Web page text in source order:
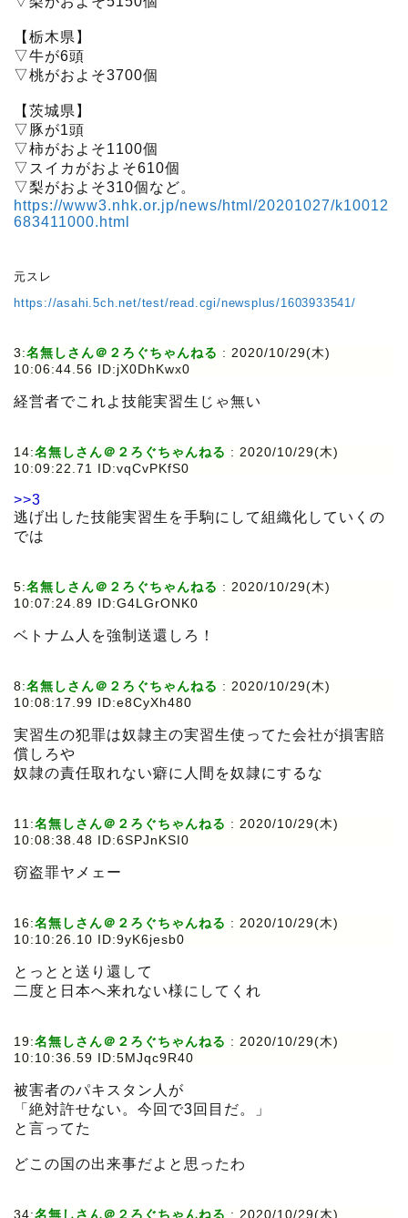
【栃木県】
▽牛が6頭
▽桃がおよそ3700個
【茨城県】
▽豚が1頭
▽柿がおよそ1100個
▽スイカがおよそ610個
▽梨がおよそ310個など。
https://www3.nhk.or.jp/news/html/20201027/k10012
683411000.html
元スレ
https://asahi.5ch.net/test/read.cgi/newsplus/1603933541/
3:名無しさん＠２ろぐちゃんねる : 2020/10/29(木)
10:06:44.56 ID:jX0DhKwx0
経営者でこれよ技能実習生じゃ無い
14:名無しさん＠２ろぐちゃんねる : 2020/10/29(木)
10:09:22.71 ID:vqCvPKfS0
>>3
逃げ出した技能実習生を手駒にして組織化していくの
では
5:名無しさん＠２ろぐちゃんねる : 2020/10/29(木)
10:07:24.89 ID:G4LGrONK0
ベトナム人を強制送還しろ！
8:名無しさん＠２ろぐちゃんねる : 2020/10/29(木)
10:08:17.99 ID:e8CyXh480
実習生の犯罪は奴隷主の実習生使ってた会社が損害賠
償しろや
奴隷の責任取れない癖に人間を奴隷にするな
11:名無しさん＠２ろぐちゃんねる : 2020/10/29(木)
10:08:38.48 ID:6SPJnKSI0
窃盗罪ヤメェー
16:名無しさん＠２ろぐちゃんねる : 2020/10/29(木)
10:10:26.10 ID:9yK6jesb0
とっとと送り還して
二度と日本へ来れない様にしてくれ
19:名無しさん＠２ろぐちゃんねる : 2020/10/29(木)
10:10:36.59 ID:5MJqc9R40
被害者のパキスタン人が
「絶対許せない。今回で3回目だ。」
と言ってた
どこの国の出来事だよと思ったわ
34:名無しさん＠２ろぐちゃんねる : 2020/10/29(木)